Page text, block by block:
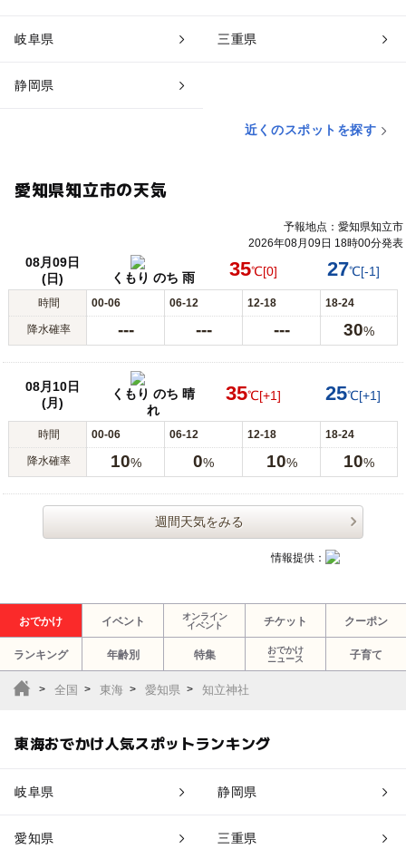
岐阜県 三重県
静岡県
近くのスポットを探す
愛知県知立市の天気
予報地点：愛知県知立市
2026年08月09日 18時00分発表
08月09日
(日)
くもり のち 雨 35℃[0] 27℃[-1]
時間 00-06 06-12 12-18 18-24
降水確率 --- --- --- 30%
08月10日
(月)
くもり のち 晴
れ
35℃[+1] 25℃[+1]
時間 00-06 06-12 12-18 18-24
降水確率 10% 0% 10% 10%
週間天気をみる
情報提供：
おでかけ イベント
オンライン
イベント
チケット クーポン
ランキング 年齢別 特集
おでかけ
ニュース
子育て
全国 東海 愛知県 知立神社
東海おでかけ人気スポットランキング
岐阜県 静岡県
愛知県 三重県